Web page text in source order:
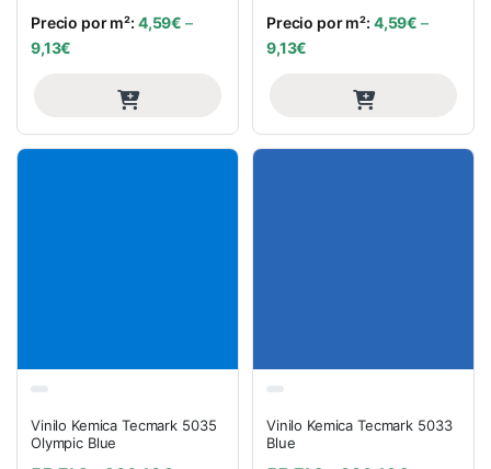
Precio por m²: 4,59€ –
9,13€
Precio por m²: 4,59€ –
9,13€
Vinilo Kemica Tecmark 5035
Olympic Blue
Vinilo Kemica Tecmark 5033
Blue